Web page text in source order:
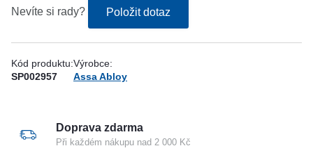
Nevíte si rady? Položit dotaz
Kód produktu:
SP002957
Výrobce:
Assa Abloy
Doprava zdarma
Při každém nákupu nad 2 000 Kč